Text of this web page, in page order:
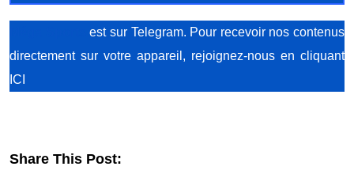
est sur Telegram. Pour recevoir nos contenus
directement sur votre appareil, rejoignez-nous en cliquant
ICI
Share This Post: